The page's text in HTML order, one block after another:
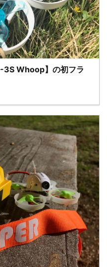
3S Whoop】の初フラ